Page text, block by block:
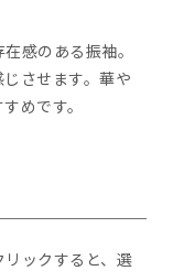
感のある振袖。
させます。華や
めです。
ックすると、選